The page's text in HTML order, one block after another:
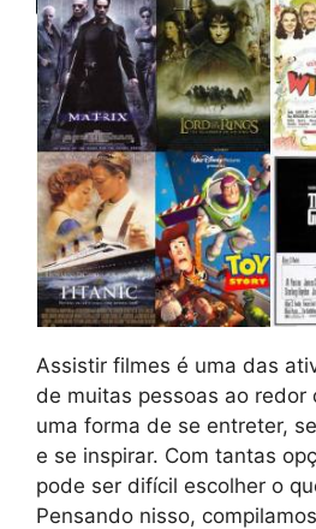
Assistir filmes é uma das
de muitas pessoas ao redor
uma forma de se entreter,
e se inspirar. Com tantas
pode ser difícil escolher o
Pensando nisso,